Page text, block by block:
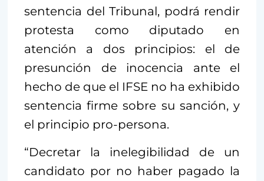
sentencia del Tribunal, podrá rendir
protesta como diputado en
atención a dos principios: el de
presunción de inocencia ante el
hecho de que el IFSE no ha exhibido
sentencia firme sobre su sanción, y
el principio pro-persona.
“Decretar la inelegibilidad de un
candidato por no haber pagado la